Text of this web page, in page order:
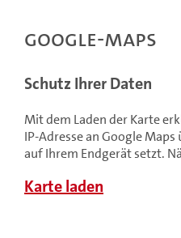
Google-Maps
Schutz Ihrer Daten
Mit dem Laden der Karte
IP-Adresse an Google Maps übermittelt wird und Google Maps Cookies
auf Ihrem Endgerät setzt.
Karte laden